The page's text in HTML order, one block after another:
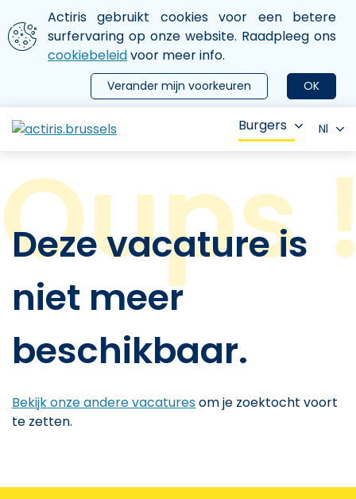
Aller au contenu principal
We gebruiken cookies
Actiris gebruikt cookies voor een betere
surfervaring op onze website. Raadpleeg ons
cookiebeleidvoor meer info.
OK
Verander mijn voorkeuren
le menu
Burgers Nl
Deze vacature is
niet meer
beschikbaar.
Bekijk onze andere vacaturesom je zoektocht voort
te zetten.